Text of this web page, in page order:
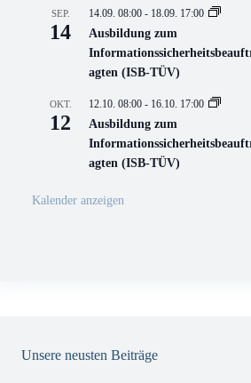
l
V
e
r
n
s
t
a
t
n
SEP.
14
14.09. 08:00 - 18.09. 17:00
Ausbildung zum
agten (ISB-TÜV)
OKT.
12
12.10. 08:00 - 16.10. 17:00
Ausbildung zum
agten (ISB-TÜV)
Kalender anzeigen
Unsere neusten Beiträge